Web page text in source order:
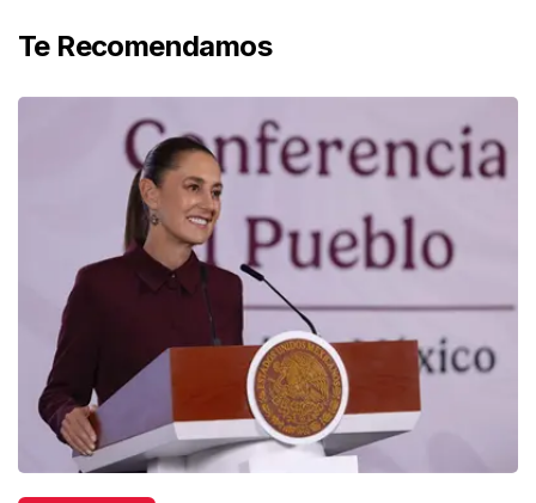
Te Recomendamos